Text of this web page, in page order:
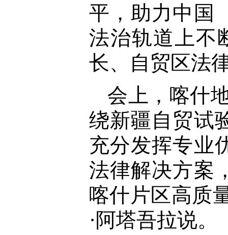
平，助力中国
法治轨道上不
长、自贸区法
会上，喀什
绕新疆自贸试
充分发挥专业
法律解决方案
喀什片区高质
·阿塔吾拉说。